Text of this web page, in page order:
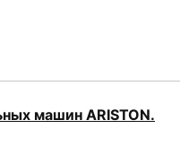
машин ARISTON.